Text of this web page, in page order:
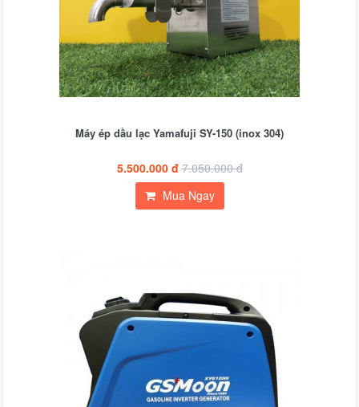
Máy ép dầu lạc Yamafuji SY-150 (inox 304)
5.500.000 đ 7.050.000 đ
Mua Ngay